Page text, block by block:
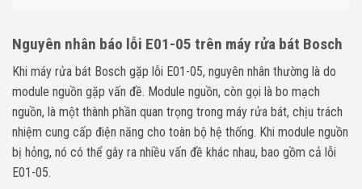
Nguyên nhân báo lỗi E01-05 trên máy rửa bát Bosch
Khi máy rửa bát Bosch gặp lỗi E01-05, nguyên nhân thường là do
module nguồn gặp vấn đề. Module nguồn, còn gọi là bo mạch
nguồn, là một thành phần quan trọng trong máy rửa bát, chịu trách
nhiệm cung cấp điện năng cho toàn bộ hệ thống. Khi module nguồn
bị hỏng, nó có thể gây ra nhiều vấn đề khác nhau, bao gồm cả lỗi
E01-05.